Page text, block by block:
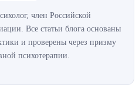
член Российской
Все статьи блога основаны
и проверены через призму
психотерапии.